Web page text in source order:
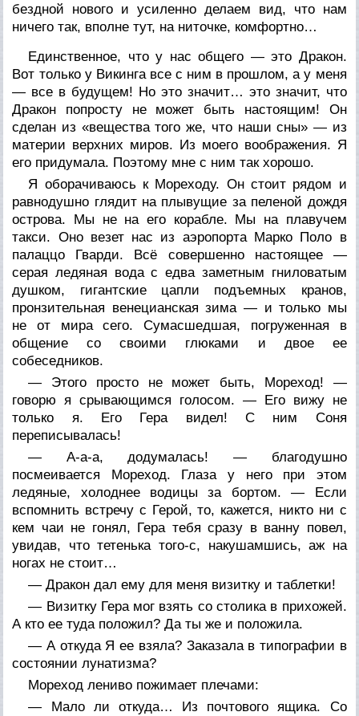
бездной нового и усиленно делаем вид, что нам
ничего так, вполне тут, на ниточке, комфортно…
Единственное, что у нас общего — это Дракон.
Вот только у Викинга все с ним в прошлом, а у меня
— все в будущем! Но это значит… это значит, что
Дракон попросту не может быть настоящим! Он
сделан из «вещества того же, что наши сны» — из
материи верхних миров. Из моего воображения. Я
его придумала. Поэтому мне с ним так хорошо.
Я оборачиваюсь к Мореходу. Он стоит рядом и
равнодушно глядит на плывущие за пеленой дождя
острова. Мы не на его корабле. Мы на плавучем
такси. Оно везет нас из аэропорта Марко Поло в
палаццо Гварди. Всё совершенно настоящее —
серая ледяная вода с едва заметным гниловатым
душком, гигантские цапли подъемных кранов,
пронзительная венецианская зима — и только мы
не от мира сего. Сумасшедшая, погруженная в
общение со своими глюками и двое ее
собеседников.
— Этого просто не может быть, Мореход! —
говорю я срывающимся голосом. — Его вижу не
только я. Его Гера видел! С ним Соня
переписывалась!
— А-а-а, додумалась! — благодушно
посмеивается Мореход. Глаза у него при этом
ледяные, холоднее водицы за бортом. — Если
вспомнить встречу с Герой, то, кажется, никто ни с
кем чаи не гонял, Гера тебя сразу в ванну повел,
увидав, что тетенька того-с, накушамшись, аж на
ногах не стоит…
— Дракон дал ему для меня визитку и таблетки!
— Визитку Гера мог взять со столика в прихожей.
А кто ее туда положил? Да ты же и положила.
— А откуда Я ее взяла? Заказала в типографии в
состоянии лунатизма?
Мореход лениво пожимает плечами:
— Мало ли откуда… Из почтового ящика. Со